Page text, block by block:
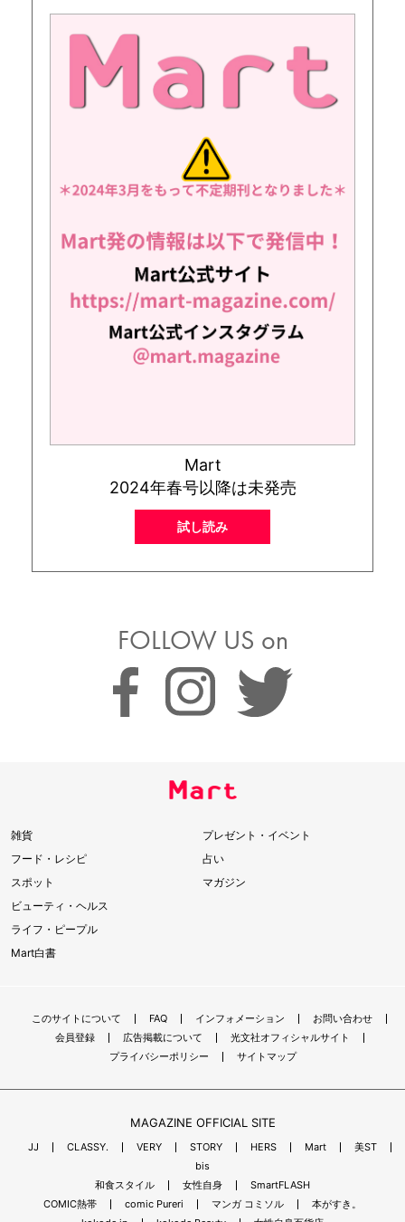
Mart
2024年春号以降は未発売
試し読み
FOLLOW US on
雑貨
フード・レシピ
スポット
ビューティ・ヘルス
ライフ・ピープル
Mart白書
プレゼント・イベント
占い
マガジン
このサイトについて FAQ インフォメーション
お問い合わせ
会員登録
広告掲載について
光文社オフィシャルサイト
プライバシーポリシー
サイトマップ
MAGAZINE OFFICIAL SITE
JJ CLASSY. VERY STORY HERS Mart
美ST
bis
和食スタイル
女性自身
SmartFLASH
COMIC熱帯
comic Pureri マンガ コミソル
本がすき。